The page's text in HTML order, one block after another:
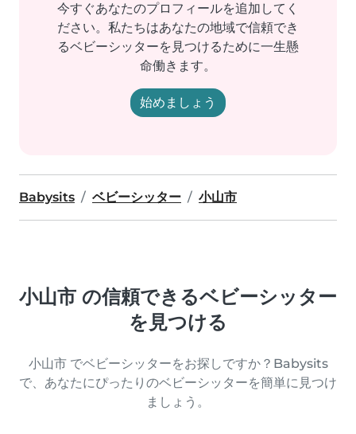
今すぐあなたのプロフィールを追加してく
ださい。私たちはあなたの地域で信頼でき
るベビーシッターを見つけるために一生懸
命働きます。
始めましょう
Babysits ベビーシッター 小山市
小山市 の信頼できるベビーシッター
を見つける
小山市 でベビーシッターをお探しですか？Babysits
で、あなたにぴったりのベビーシッターを簡単に見つけ
ましょう。